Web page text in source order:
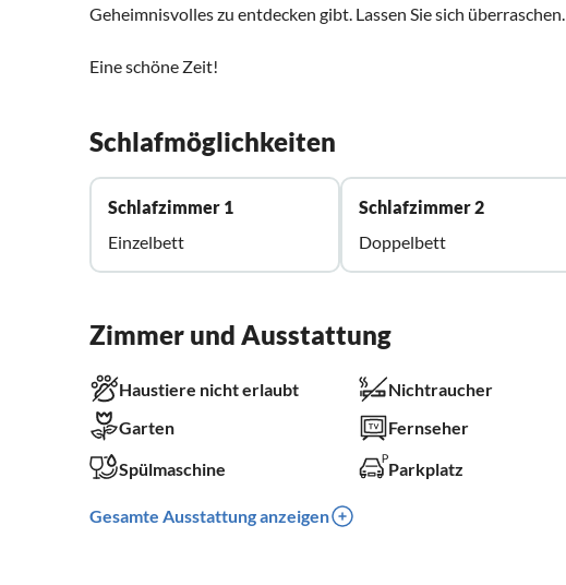
Geheimnisvolles zu entdecken gibt. Lassen Sie sich überraschen.
Eine schöne Zeit!
Schlafmöglichkeiten
Schlafzimmer 1
Einzelbett
Schlafzimmer 2
Doppelbett
Zimmer und Ausstattung
Haustiere nicht erlaubt Nichtraucher
Garten
Fernseher
Spülmaschine Parkplatz
Gesamte Ausstattung anzeigen